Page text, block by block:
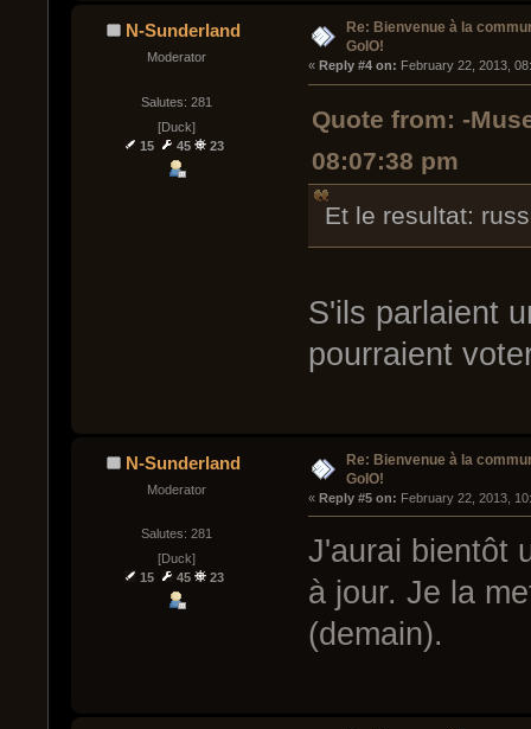
N-Sunderland
Moderator
Salutes: 281
[Duck]
15
45 23
Re: Bienvenue à la
GoIO!
« Reply #4 on: February 22, 2013,
Quote from: -
08:07:38 pm
Et le resultat:
S'ils parlaient
pourraient
N-Sunderland
Moderator
Salutes: 281
[Duck]
15
45 23
Re: Bienvenue à la
GoIO!
« Reply #5 on: February 22, 2013,
J'aurai bientôt
à jour. Je la
(demain).